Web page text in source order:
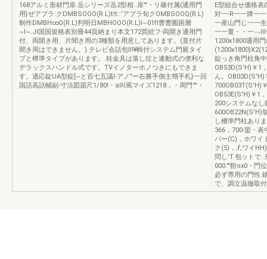
168アルミ形材門扉.岳シリーズ岳2型相..扉'"・リ篠付属(通用門
用}ぜアプラ:クDMBSOOO(R.L)t!t::'アプラ旬クOMBSOOQ(R.L)
制作DMBH∞O(R.L)判明日MBHOOO(R.L)I~01fI曹曹圏困層
~I~.JI国国規格表別冊44頁納まり本文172買続フ-両開き通用門
付、両開き用、片聞き用の3種類を用意してあります。(直付片
聞き周はできません。).テレビ会話包ll!¥輯付システム門屍タイ
プと樺準タイプがあります。.桂金具は落し症と連動式の便利な
デラックスハンドル式です。TVイノターホノつきにもできま
す。適応錠UA型錠[~と百七五議l-アノ"ー右勝手側主甥手札}一回
国語高話輔副-寸法図届尺1/80!・a叫罵マイズ1218，・周門'"'・
E型組合せ価格
対一-R一一牌一
一産山門じ一一
一一量・・一
1200x1800通用
錠っき角門柱角
OB53D(S'H)￥1
ん。OB03D(S'H)
700OB03T(S'H)
OB53E(S'H)￥1
200システムな
600OB22N(S'H)
し槽準門柱あり
366，700-盟・
パー(C)，ホワイ
ク(5)，;f;ワイ
問し'T.包ットで
000.'"館ox0・門
必ず専用の門性.
で、調立温徹取